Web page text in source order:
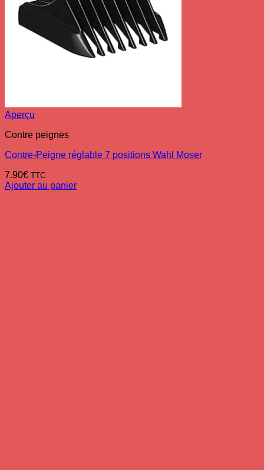
Aperçu
Contre peignes
Contre-Peigne réglable 7 positions Wahl Moser
7.90€ TTC
Ajouter au panier